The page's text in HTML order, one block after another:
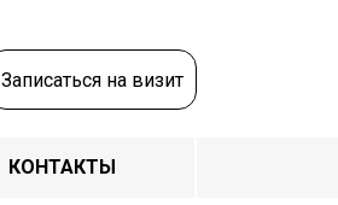
Записаться на визит
КОНТАКТЫ